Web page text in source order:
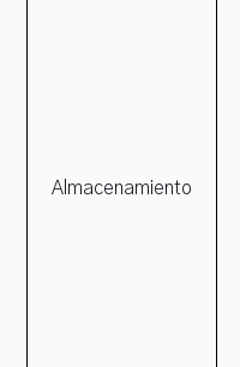
Almacenamiento